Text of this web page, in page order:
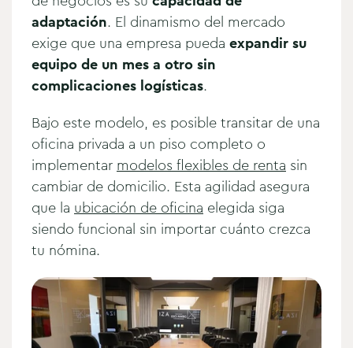
adaptación. El dinamismo del mercado
exige que una empresa pueda expandir su
equipo de un mes a otro sin
complicaciones logísticas.
Bajo este modelo, es posible transitar de una
oficina privada a un piso completo o
implementar modelos flexibles de renta sin
cambiar de domicilio. Esta agilidad asegura
que la ubicación de oficina elegida siga
siendo funcional sin importar cuánto crezca
tu nómina.